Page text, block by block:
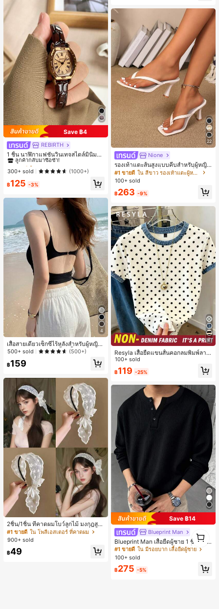
Save ฿4
REBIRTH
1 ชิ้น นาฬิกาแฟชั่นวินเทจสไตล์มินิมอล
เลขโรมันสำหรับผู้หญิง เหมาะสำหรับก
ารตกแต่งประจำวัน
#1 ขายดี
ลูกค้ากลับมาซื้อซ้ำ!
#1 ขายดี
ลูกค้ากลับมาซื้อซ้ำ!
#1 ขายดี
ลูกค้ากลับมาซื้อซ้ำ!
#1 ขายดี
ลูกค้ากลับมาซื้อซ้ำ!
300+ sold (1000+)
฿125 -3%
4
เสื้อสายเดี่ยวเซ็กซี่ไร้หลังสำหรับผู้หญิง
พร้อมบราแบบมีฟองน้ำ, เสื้อกล้ามแขน
500+ sold (500+)
฿159
2ชิ้น/1ชิ้น ที่คาดผมโบว์ลูกไม้ มงกุฎสูง
แถบกว้าง สีดำ สีขาว สำหรับใส่ประจำ
วัน กิ๊บติดผม ยางรัดผม (ลายปักดอกไม้
#1 ขายดี ใน โพลีเอสเตอร์ ที่คาดผม
900+ sold
฿49
22
Nione
รองเท้าแตะส้นสูงแบบคีบสำหรับผู้หญิง
สไตล์คลาสสิก สีบล็อก สไตล์แฟรี่ฤดูร้อ
น ส้นเข็ม รองเท้าแตะแบบคีบ รองเท้าแ
ญิง สำหรับออฟฟิศ บ้าน กลางแจ้ง ดีไซ
นท์
#1 ขายดี
ใน สีขาว รองเท้าแตะผู้หญิง
100+ sold
฿263 -9%
7
Resyla เสื้อยืดแขนสั้นคอกลมพิมพ์ลาย
จุดลำลองสำหรับผู้หญิง, ฤดูร้อน
100+ sold
฿119 -25%
Save ฿14
Blueprint Man
Blueprint Man เสื้อยืดผู้ชาย 1 ชิ้น คอเ
ฮนลีย์ ผ้าถักลายวาฟเฟิล คอวีเล็ก ทรงห
ลวม บาง ระบายอากาศได้ดี ใส่สบาย มี
กระดุม สไตล์ Old Money ทรงยุโรป ไซ
ส์ใหญ่กว่าปกติ กรุณาเลือกไซส์เล็กลงเพื่
#1 ขายดี ใน มีรอยบาก เสื้อยืดผู้ชาย
100+ sold
฿275 -5%